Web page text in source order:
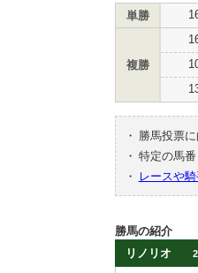
単勝
複勝
・
勝馬投票
・ 特定の馬番
・
レースや
勝馬の紹介
リノリオ